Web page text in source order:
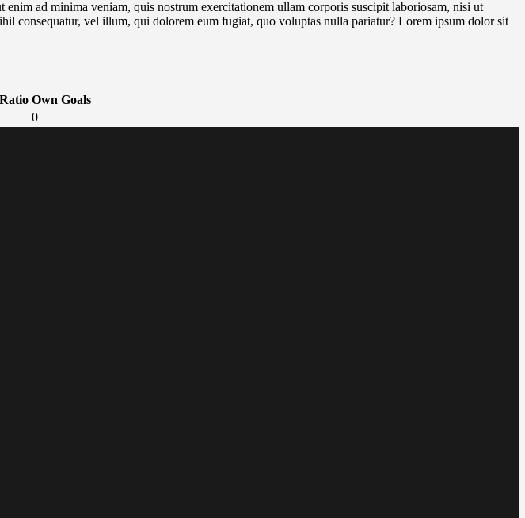
ad minima veniam, quis nostrum exercitationem ullam corporis suscipit laboriosam, nisi ut
consequatur, vel illum, qui dolorem eum fugiat, quo voluptas nulla pariatur? Lorem ipsum dolor sit
Own Goals
0